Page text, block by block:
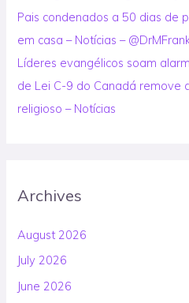
Pais condenados a 50 dias de
em casa – Notícias –
Líderes evangélicos soam
de Lei C-9 do Canadá remove
religioso – Notícias
Archives
August 2026
July 2026
June 2026